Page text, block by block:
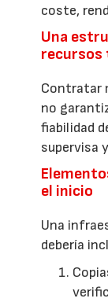
coste,
Una
recursos
Contratar
no
fiabilidad
supervisa
el inicio
Una
debería